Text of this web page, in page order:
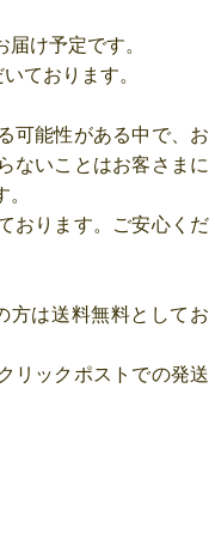
け予定です。
ております。
可能性がある中で、お
ないことはお客さまに
おります。ご安心くだ
方は送料無料としてお
リックポストでの発送